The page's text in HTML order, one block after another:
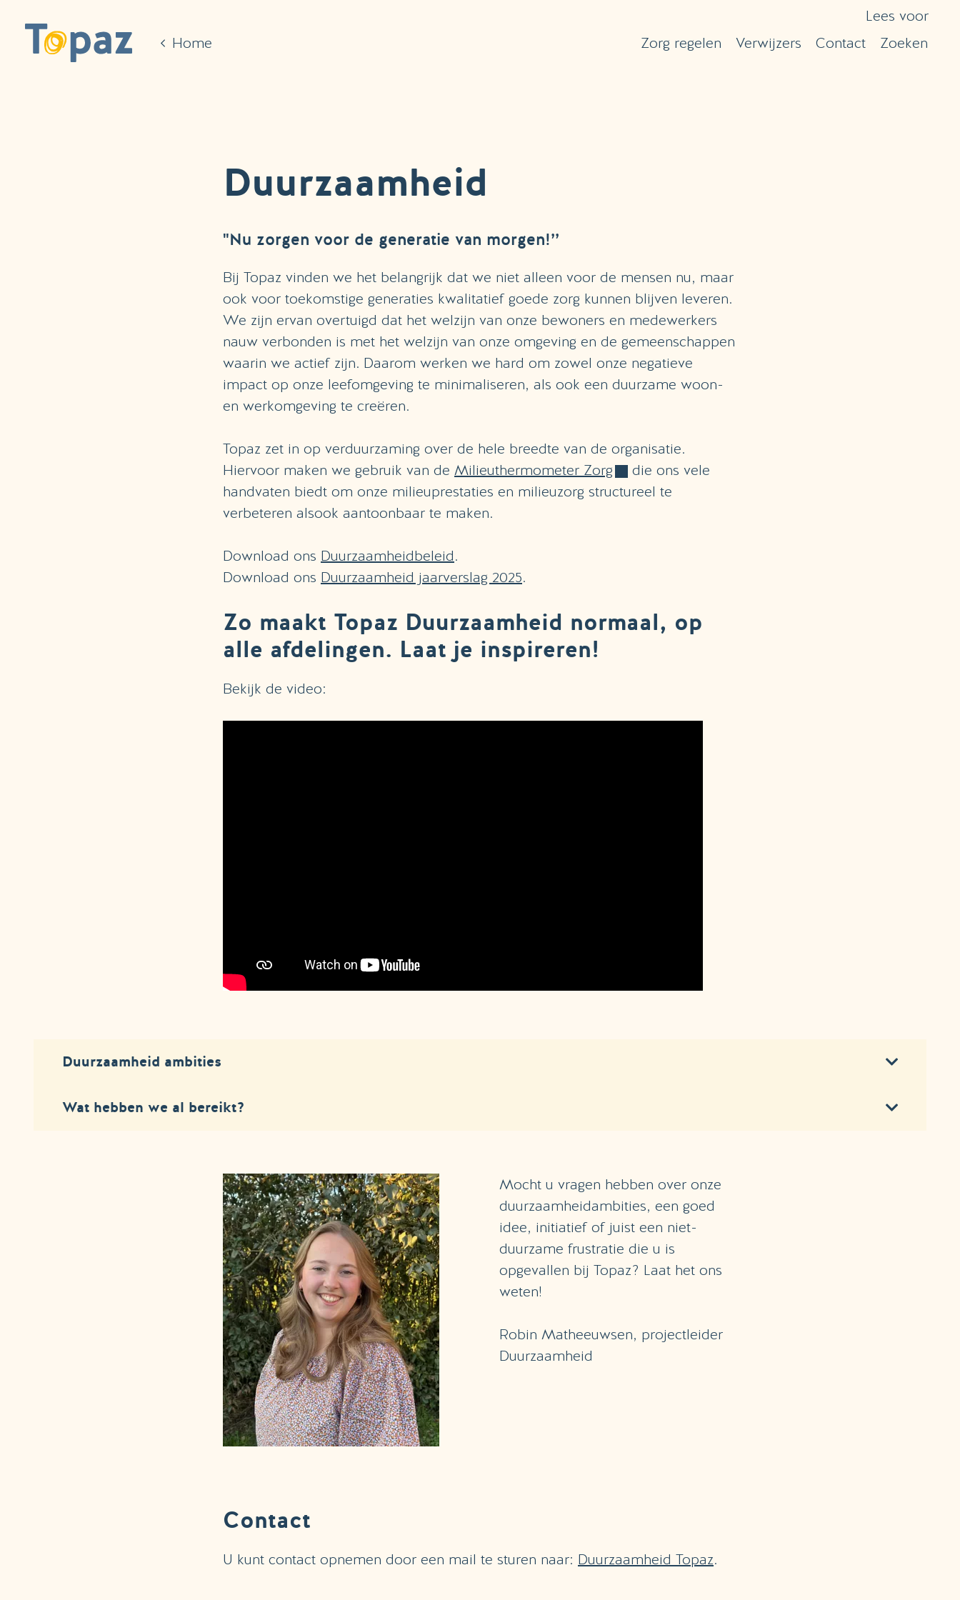
Home
Lees voor
Zorg regelen
Verwijzers Contact Zoeken
Duurzaamheid
"Nu zorgen voor de generatie van morgen!’’
Bij Topaz vinden we het belangrijk dat we niet alleen voor de mensen nu, maar
ook voor toekomstige generaties kwalitatief goede zorg kunnen blijven leveren.
We zijn ervan overtuigd dat het welzijn van onze bewoners en medewerkers
nauw verbonden is met het welzijn van onze omgeving en de gemeenschappen
waarin we actief zijn. Daarom werken we hard om zowel onze negatieve
impact op onze leefomgeving te minimaliseren, als ook een duurzame woon-
en werkomgeving te creëren.
Topaz zet in op verduurzaming over de hele breedte van de organisatie.
Hiervoor maken we gebruik van de Milieuthermometer Zorg
die ons vele
handvaten biedt om onze milieuprestaties en milieuzorg structureel te
verbeteren alsook aantoonbaar te maken.
Download ons Duurzaamheidbeleid.
Download ons Duurzaamheid jaarverslag 2025.
Zo maakt Topaz Duurzaamheid normaal, op
alle afdelingen. Laat je inspireren!
Bekijk de video:
Duurzaamheid ambities
Wat hebben we al bereikt?
Mocht u vragen hebben over onze
duurzaamheidambities, een goed
idee, initiatief of juist een niet-
duurzame frustratie die u is
opgevallen bij Topaz? Laat het ons
weten!
Robin Matheeuwsen, projectleider
Duurzaamheid
Contact
U kunt contact opnemen door een mail te sturen naar: Duurzaamheid Topaz.